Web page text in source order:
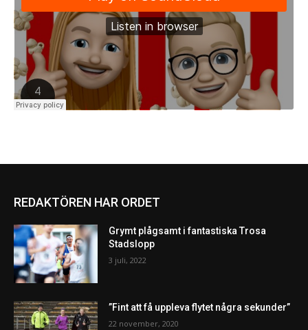
REDAKTÖREN HAR ORDET
Grymt plågsamt i fantastiska Trosa
Stadslopp
3 juli, 2022
”Fint att få uppleva flytet några sekunder”
22 november, 2020